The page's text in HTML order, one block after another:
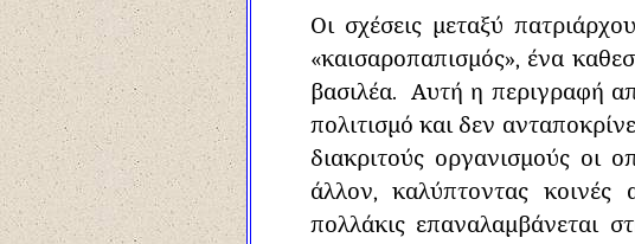
Οι σχέσεις μεταξύ
«καισαροπαπισμός», ένα
βασιλέα. Αυτή η περιγραφή
πολιτισμό και δεν
διακριτούς οργανισμούς οι
άλλον, καλύπτοντας
πολλάκις επαναλαμβάνεται